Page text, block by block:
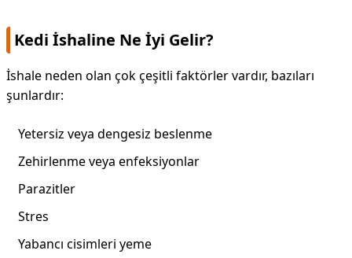
Kedi İshaline Ne İyi Gelir?
İshale neden olan çok çeşitli faktörler vardır, bazıları
şunlardır:
Yetersiz veya dengesiz beslenme
Zehirlenme veya enfeksiyonlar
Parazitler
Stres
Yabancı cisimleri yeme